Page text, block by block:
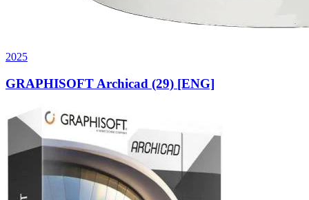
2025
GRAPHISOFT Archicad (29) [ENG]